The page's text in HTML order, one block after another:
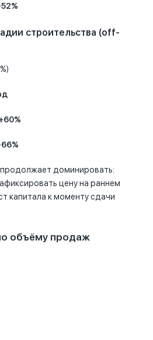
строительства (off-
доминировать:
цену на раннем
капитала к моменту сдачи
объёму продаж